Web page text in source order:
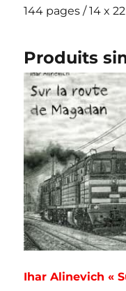
tournant
du
siècle-
"
Nathan
Golshem
144 pages /14 x
Produits
Ihar Alinevich «